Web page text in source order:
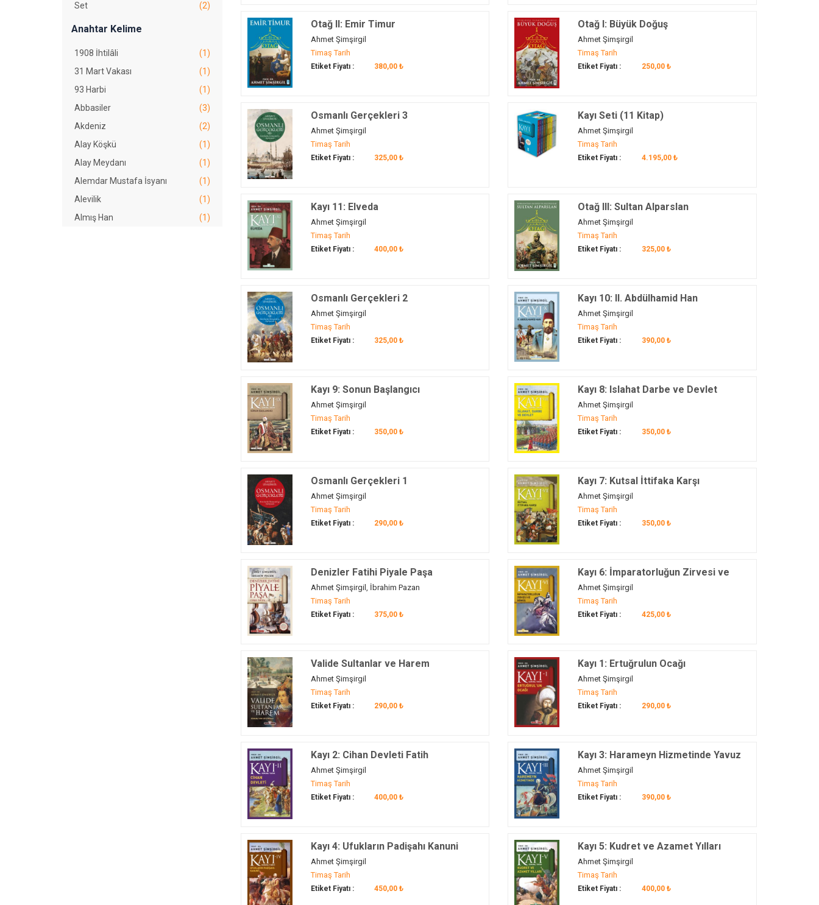
Set
(2)
Anahtar Kelime
1908 İhtilâli
(1)
31 Mart Vakası
(1)
93 Harbi
(1)
Abbasiler
(3)
Akdeniz
(2)
Alay Köşkü
(1)
Alay Meydanı
(1)
Alemdar Mustafa İsyanı
(1)
Alevilik
(1)
Almış Han
(1)
Otağ II: Emir Timur
Ahmet Şimşirgil
Timaş Tarih
Etiket Fiyatı : 380,00 ₺
Otağ I: Büyük Doğuş
Ahmet Şimşirgil
Timaş Tarih
Etiket Fiyatı : 250,00 ₺
Osmanlı Gerçekleri 3
Ahmet Şimşirgil
Timaş Tarih
Etiket Fiyatı : 325,00 ₺
Kayı Seti (11 Kitap)
Ahmet Şimşirgil
Timaş Tarih
Etiket Fiyatı : 4.195,00 ₺
Kayı 11: Elveda
Ahmet Şimşirgil
Timaş Tarih
Etiket Fiyatı : 400,00 ₺
Otağ III: Sultan Alparslan
Ahmet Şimşirgil
Timaş Tarih
Etiket Fiyatı : 325,00 ₺
Osmanlı Gerçekleri 2
Ahmet Şimşirgil
Timaş Tarih
Etiket Fiyatı : 325,00 ₺
Kayı 10: II. Abdülhamid Han
Ahmet Şimşirgil
Timaş Tarih
Etiket Fiyatı : 390,00 ₺
Kayı 9: Sonun Başlangıcı
Ahmet Şimşirgil
Timaş Tarih
Etiket Fiyatı : 350,00 ₺
Kayı 8: Islahat Darbe ve Devlet
Ahmet Şimşirgil
Timaş Tarih
Etiket Fiyatı : 350,00 ₺
Osmanlı Gerçekleri 1
Ahmet Şimşirgil
Timaş Tarih
Etiket Fiyatı : 290,00 ₺
Kayı 7: Kutsal İttifaka Karşı
Ahmet Şimşirgil
Timaş Tarih
Etiket Fiyatı : 350,00 ₺
Denizler Fatihi Piyale Paşa
Ahmet Şimşirgil, İbrahim Pazan
Timaş Tarih
Etiket Fiyatı : 375,00 ₺
Kayı 6: İmparatorluğun Zirvesi ve
Dönüş
Ahmet Şimşirgil
Timaş Tarih
Etiket Fiyatı : 425,00 ₺
Valide Sultanlar ve Harem
Ahmet Şimşirgil
Timaş Tarih
Etiket Fiyatı : 290,00 ₺
Kayı 1: Ertuğrulun Ocağı
Ahmet Şimşirgil
Timaş Tarih
Etiket Fiyatı : 290,00 ₺
Kayı 2: Cihan Devleti Fatih
Ahmet Şimşirgil
Timaş Tarih
Etiket Fiyatı : 400,00 ₺
Kayı 3: Harameyn Hizmetinde Yavuz
Ahmet Şimşirgil
Timaş Tarih
Etiket Fiyatı : 390,00 ₺
Kayı 4: Ufukların Padişahı Kanuni
Ahmet Şimşirgil
Timaş Tarih
Etiket Fiyatı : 450,00 ₺
Kayı 5: Kudret ve Azamet Yılları
Ahmet Şimşirgil
Timaş Tarih
Etiket Fiyatı : 400,00 ₺